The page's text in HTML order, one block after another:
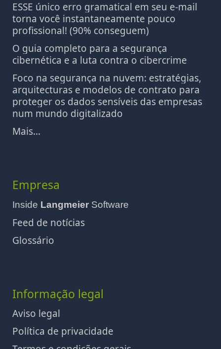
ESSE único erro gramatical em seu e-mail
torna você instantaneamente pouco
profissional! (90% conseguem)
O guia completo para a segurança
cibernética e a luta contra o cibercrime
Foco na segurança na nuvem: estratégias,
arquitecturas e modelos de contrato para
proteger os dados sensíveis das empresas
num mundo digitalizado
Mais...
Empresa
Inside Langmeier Software
Feed de notícias
Glossário
Informação legal
Aviso legal
Política de privacidade